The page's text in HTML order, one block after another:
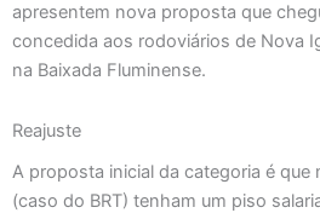
apresentem nova proposta que
concedida aos rodoviários de Nova
na Baixada Fluminense.
Reajuste
A proposta inicial da categoria é que
(caso do BRT) tenham um piso